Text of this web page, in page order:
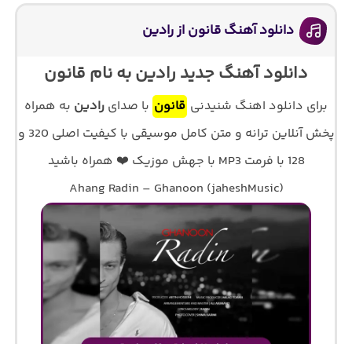
دانلود آهنگ قانون از رادین
دانلود آهنگ جدید رادین به نام قانون
برای دانلود اهنگ شنیدنی قانون با صدای رادین به همراه
پخش آنلاین ترانه و متن کامل موسیقی با کیفیت اصلی 320 و
128 با فرمت MP3 با جهش موزیک ❤️ همراه باشید
Ahang Radin – Ghanoon (jaheshMusic)